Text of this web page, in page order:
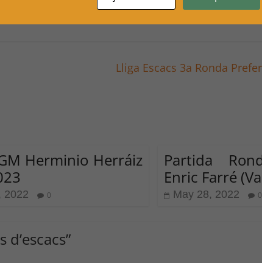
Lliga Escacs 3a Ronda
Herminio Herráiz
2022 0
Partida
Enric Farré
May 28, 2022 0
”